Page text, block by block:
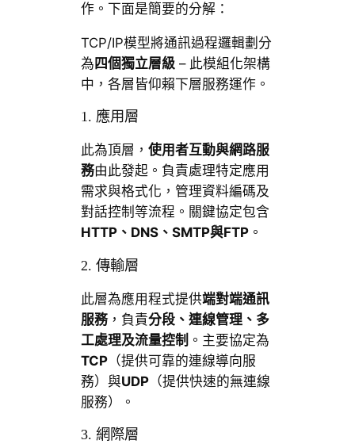
作。下面是簡要的分解：
TCP/IP模型將通訊過程邏輯劃分
為四個獨立層級– 此模組化架構
中，各層皆仰賴下層服務運作。
1. 應用層
此為頂層， 使用者互動與網路服
務由此發起。負責處理特定應用
需求與格式化，管理資料編碼及
對話控制等流程。關鍵協定包含
HTTP、DNS、SMTP與FTP。
2. 傳輸層
此層為應用程式提供端對端通訊
服務，負責分段、連線管理、多
工處理及流量控制 。主要協定為
TCP（提供可靠的連線導向服
務）與UDP（提供快速的無連線
服務）。
3. 網際層